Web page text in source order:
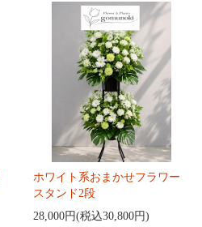
ホワイト系おまかせフラワー
スタンド2段
28,000円(税込30,800円)